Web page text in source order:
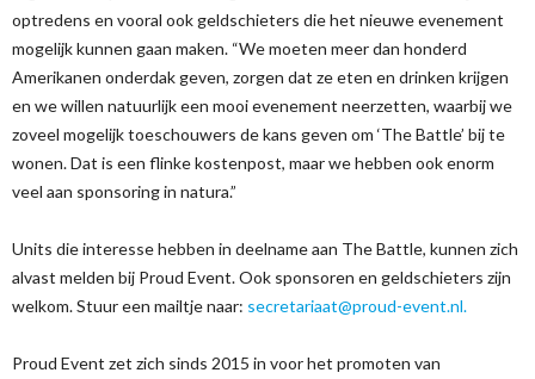
optredens en vooral ook geldschieters die het nieuwe evenement
mogelijk kunnen gaan maken. “We moeten meer dan honderd
Amerikanen onderdak geven, zorgen dat ze eten en drinken krijgen
en we willen natuurlijk een mooi evenement neerzetten, waarbij we
zoveel mogelijk toeschouwers de kans geven om ‘The Battle’ bij te
wonen. Dat is een flinke kostenpost, maar we hebben ook enorm
veel aan sponsoring in natura.”
Units die interesse hebben in deelname aan The Battle, kunnen zich
alvast melden bij Proud Event. Ook sponsoren en geldschieters zijn
welkom. Stuur een mailtje naar: secretariaat@proud-event.nl.
Proud Event zet zich sinds 2015 in voor het promoten van